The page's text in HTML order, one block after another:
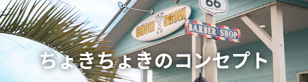
ちょきちょきのコンセプト